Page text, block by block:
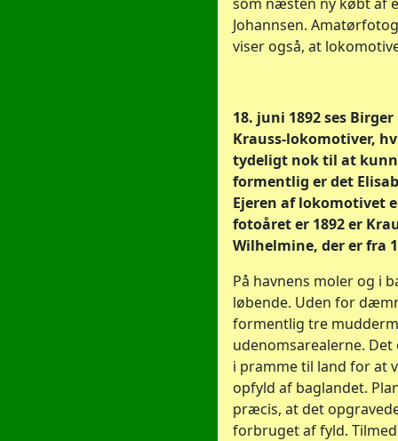
Johannsen.
viser også, at
18. juni 1892 ses
Krauss-lokomotiver,
tydeligt nok til at
formentlig er det
Ejeren af lokomotivet
fotoåret er 1892 er
Wilhelmine, der er fra
På havnens moler og i
løbende. Uden for
formentlig tre
udenomsarealerne.
i pramme til land for at
opfyld af baglandet.
præcis, at det
forbruget af fyld.